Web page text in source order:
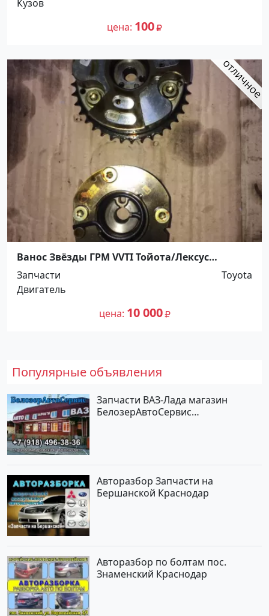
Кузов
цена 100
Ванос Звёзды ГРМ VVTI Тойота/Лексус
Кропоткин
Запчасти
Toyota
Двигатель
цена 10 000
Популярные объявления
Запчасти ВАЗ-Лада магазин
БелозерАвтоСервис
Авторазбор Запчасти на
Бершанской Краснодар
Авторазбор по болтам пос.
Знаменский Краснодар